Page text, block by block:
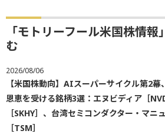
「モトリーフール米国株情
む
2026/08/06
【米国株動向】AIスーパーサイクル第2
恩恵を受ける銘柄3選：エヌビディア［
［SKHY］、台湾セミコンダクター・マニ
［TSM］